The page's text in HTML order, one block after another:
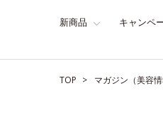
新商品 キャンペ
TOP マガジン（美容情